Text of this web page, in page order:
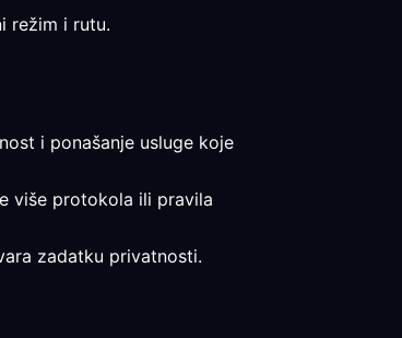
režim i rutu.
i ponašanje usluge koje
više protokola ili pravila
zadatku privatnosti.